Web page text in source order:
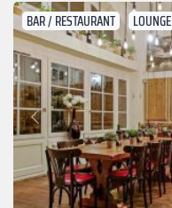
BAR / RESTAURANT LOUNGE
Précédent